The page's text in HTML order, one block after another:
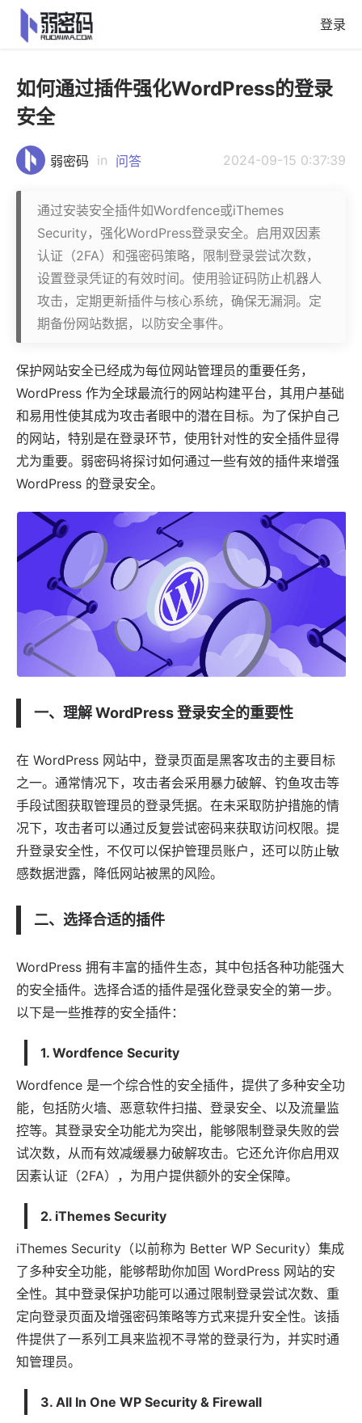
登录
如何通过插件强化WordPress的登录
安全
弱密码 in 问答 2024-09-15 0:37:39
通过安装安全插件如Wordfence或iThemes
Security，强化WordPress登录安全。启用双因素
认证（2FA）和强密码策略，限制登录尝试次数，
设置登录凭证的有效时间。使用验证码防止机器人
攻击，定期更新插件与核心系统，确保无漏洞。定
期备份网站数据，以防安全事件。
保护网站安全已经成为每位网站管理员的重要任务，
WordPress 作为全球最流行的网站构建平台，其用户基础
和易用性使其成为攻击者眼中的潜在目标。为了保护自己
的网站，特别是在登录环节，使用针对性的安全插件显得
尤为重要。 弱密码将探讨如何通过一些有效的插件来增强
WordPress 的登录安全。
一、理解 WordPress 登录安全的重要性
在 WordPress 网站中，登录页面是黑客攻击的主要目标
之一。通常情况下，攻击者会采用暴力破解、钓鱼攻击等
手段试图获取管理员的登录凭据。在未采取防护措施的情
况下，攻击者可以通过反复尝试密码来获取访问权限。提
升登录安全性，不仅可以保护管理员账户，还可以防止敏
感数据泄露，降低网站被黑的风险。
二、选择合适的插件
WordPress 拥有丰富的插件生态，其中包括各种功能强大
的安全插件。选择合适的插件是强化登录安全的第一步。
以下是一些推荐的安全插件：
1. Wordfence Security
Wordfence 是一个综合性的安全插件，提供了多种安全功
能，包括防火墙、恶意软件扫描、登录安全、以及流量监
控等。其登录安全功能尤为突出，能够限制登录失败的尝
试次数，从而有效减缓暴力破解攻击。它还允许你启用双
因素认证（2FA），为用户提供额外的安全保障。
2. iThemes Security
iThemes Security（以前称为 Better WP Security）集成
了多种安全功能，能够帮助你加固 WordPress 网站的安
全性。其中登录保护功能可以通过限制登录尝试次数、重
定向登录页面及增强密码策略等方式来提升安全性。该插
件提供了一系列工具来监视不寻常的登录行为，并实时通
知管理员。
3. All In One WP Security & Firewall